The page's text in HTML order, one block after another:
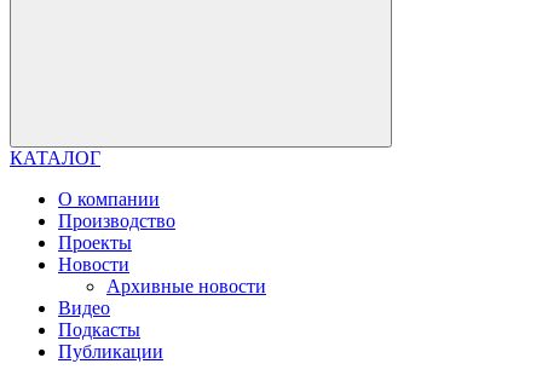
КАТАЛОГ
О компании
Производство
Проекты
Новости
Архивные новости
Видео
Подкасты
Публикации